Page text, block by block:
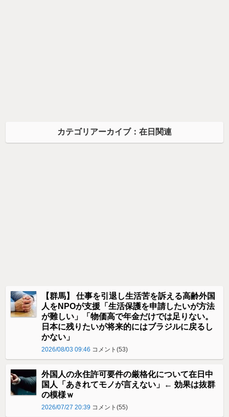
カテゴリアーカイブ：在日関連
【群馬】 仕事を引退し生活苦を訴える高齢外国
人をNPOが支援「生活保護を申請したいが方法
が難しい」「物価高で年金だけでは足りない。
日本に残りたいが将来的にはブラジルに戻るし
かない」
2026/08/03 09:46 コメント(53)
外国人の永住許可要件の厳格化について在日中
国人「あきれてモノが言えない」← 効果は抜群
の模様ｗ
2026/07/27 20:39 コメント(55)